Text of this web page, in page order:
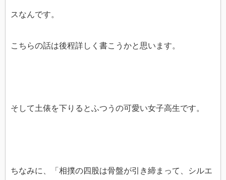
スなんです。
こちらの話は後程詳しく書こうかと思います。
そして土俵を下りるとふつうの可愛い女子高生です。
ちなみに、「相撲の四股は骨盤が引き締まって、シルエ